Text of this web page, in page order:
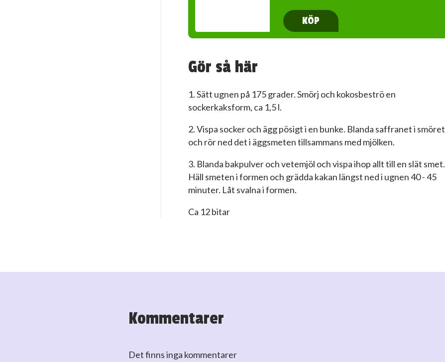
KÖP
Gör så här
1. Sätt ugnen på 175 grader. Smörj och kokosbeströ en
sockerkaksform, ca 1,5 l.
2. Vispa socker och ägg pösigt i en bunke. Blanda saffranet i smöret
och rör ned det i äggsmeten tillsammans med mjölken.
3. Blanda bakpulver och vetemjöl och vispa ihop allt till en slät smet.
Häll smeten i formen och grädda kakan längst ned i ugnen 40 - 45
minuter. Låt svalna i formen.
Ca 12 bitar
Kommentarer
Det finns inga kommentarer